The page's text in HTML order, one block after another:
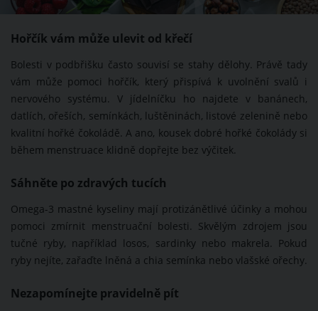
Hořčík vám může ulevit od křečí
Bolesti v podbřišku často souvisí se stahy dělohy. Právě tady
vám může pomoci hořčík, který přispívá k uvolnění svalů i
nervového systému. V jídelníčku ho najdete v banánech,
datlích, ořeších, semínkách, luštěninách, listové zelenině nebo
kvalitní hořké čokoládě. A ano, kousek dobré hořké čokolády si
během menstruace klidně dopřejte bez výčitek.
Sáhněte po zdravých tucích
Omega-3 mastné kyseliny mají protizánětlivé účinky a mohou
pomoci zmírnit menstruační bolesti. Skvělým zdrojem jsou
tučné ryby, například losos, sardinky nebo makrela. Pokud
ryby nejíte, zařaďte lněná a chia semínka nebo vlašské ořechy.
Nezapomínejte pravidelně pít